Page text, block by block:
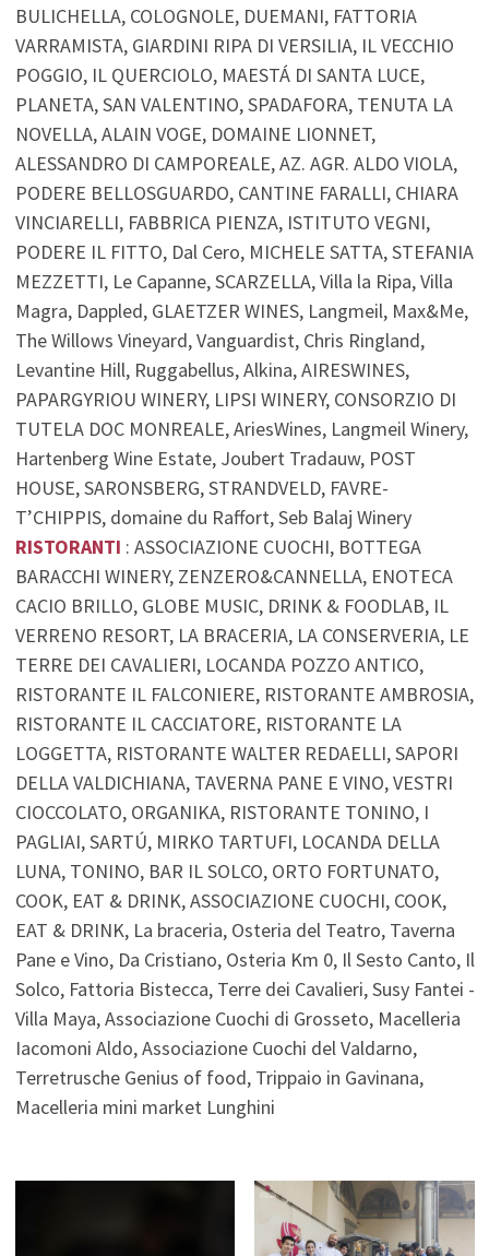
BULICHELLA, COLOGNOLE, DUEMANI, FATTORIA
VARRAMISTA, GIARDINI RIPA DI VERSILIA, IL VECCHIO
POGGIO, IL QUERCIOLO, MAESTÁ DI SANTA LUCE,
PLANETA, SAN VALENTINO, SPADAFORA, TENUTA LA
NOVELLA, ALAIN VOGE, DOMAINE LIONNET,
ALESSANDRO DI CAMPOREALE, AZ. AGR. ALDO VIOLA,
PODERE BELLOSGUARDO, CANTINE FARALLI, CHIARA
VINCIARELLI, FABBRICA PIENZA, ISTITUTO VEGNI,
PODERE IL FITTO, Dal Cero, MICHELE SATTA, STEFANIA
MEZZETTI, Le Capanne, SCARZELLA, Villa la Ripa, Villa
Magra, Dappled, GLAETZER WINES, Langmeil, Max&Me,
The Willows Vineyard, Vanguardist, Chris Ringland,
Levantine Hill, Ruggabellus, Alkina, AIRESWINES,
PAPARGYRIOU WINERY, LIPSI WINERY, CONSORZIO DI
TUTELA DOC MONREALE, AriesWines, Langmeil Winery,
Hartenberg Wine Estate, Joubert Tradauw, POST
HOUSE, SARONSBERG, STRANDVELD, FAVRE-
T’CHIPPIS, domaine du Raffort, Seb Balaj Winery
RISTORANTI : ASSOCIAZIONE CUOCHI, BOTTEGA
BARACCHI WINERY, ZENZERO&CANNELLA, ENOTECA
CACIO BRILLO, GLOBE MUSIC, DRINK & FOODLAB, IL
VERRENO RESORT, LA BRACERIA, LA CONSERVERIA, LE
TERRE DEI CAVALIERI, LOCANDA POZZO ANTICO,
RISTORANTE IL FALCONIERE, RISTORANTE AMBROSIA,
RISTORANTE IL CACCIATORE, RISTORANTE LA
LOGGETTA, RISTORANTE WALTER REDAELLI, SAPORI
DELLA VALDICHIANA, TAVERNA PANE E VINO, VESTRI
CIOCCOLATO, ORGANIKA, RISTORANTE TONINO, I
PAGLIAI, SARTÚ, MIRKO TARTUFI, LOCANDA DELLA
LUNA, TONINO, BAR IL SOLCO, ORTO FORTUNATO,
COOK, EAT & DRINK, ASSOCIAZIONE CUOCHI, COOK,
EAT & DRINK, La braceria, Osteria del Teatro, Taverna
Pane e Vino, Da Cristiano, Osteria Km 0, Il Sesto Canto, Il
Solco, Fattoria Bistecca, Terre dei Cavalieri, Susy Fantei -
Villa Maya, Associazione Cuochi di Grosseto, Macelleria
Iacomoni Aldo, Associazione Cuochi del Valdarno,
Terretrusche Genius of food, Trippaio in Gavinana,
Macelleria mini market Lunghini